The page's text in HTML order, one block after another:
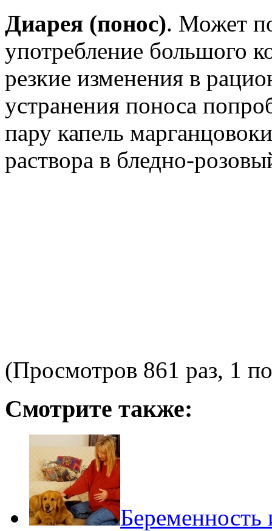
Диарея (понос). Может
употребление большого
резкие изменения в
устранения поноса
пару капель
раствора в бледно-
(Просмотров 861 раз, 1
Смотрите также: